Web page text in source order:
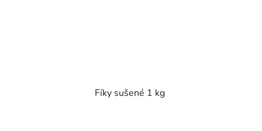
Fíky sušené 1 kg